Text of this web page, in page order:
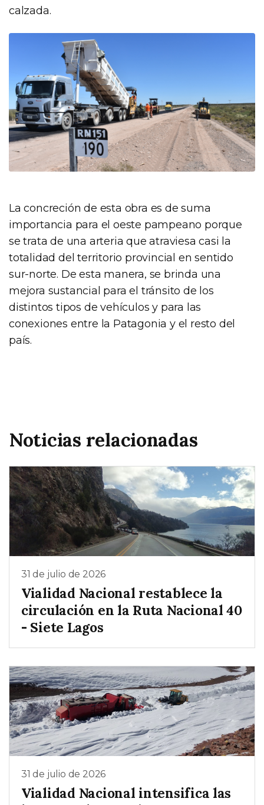
calzada.
La concreción de esta obra es de suma
importancia para el oeste pampeano porque
se trata de una arteria que atraviesa casi la
totalidad del territorio provincial en sentido
sur-norte. De esta manera, se brinda una
mejora sustancial para el tránsito de los
distintos tipos de vehículos y para las
conexiones entre la Patagonia y el resto del
país.
Noticias relacionadas
31 de julio de 2026
Vialidad Nacional restablece la
circulación en la Ruta Nacional 40
- Siete Lagos
31 de julio de 2026
Vialidad Nacional intensifica las